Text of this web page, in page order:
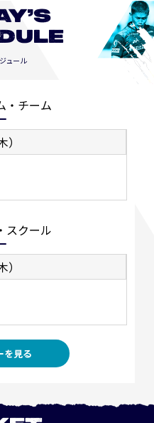
ュール
・チーム
スクール
を見る